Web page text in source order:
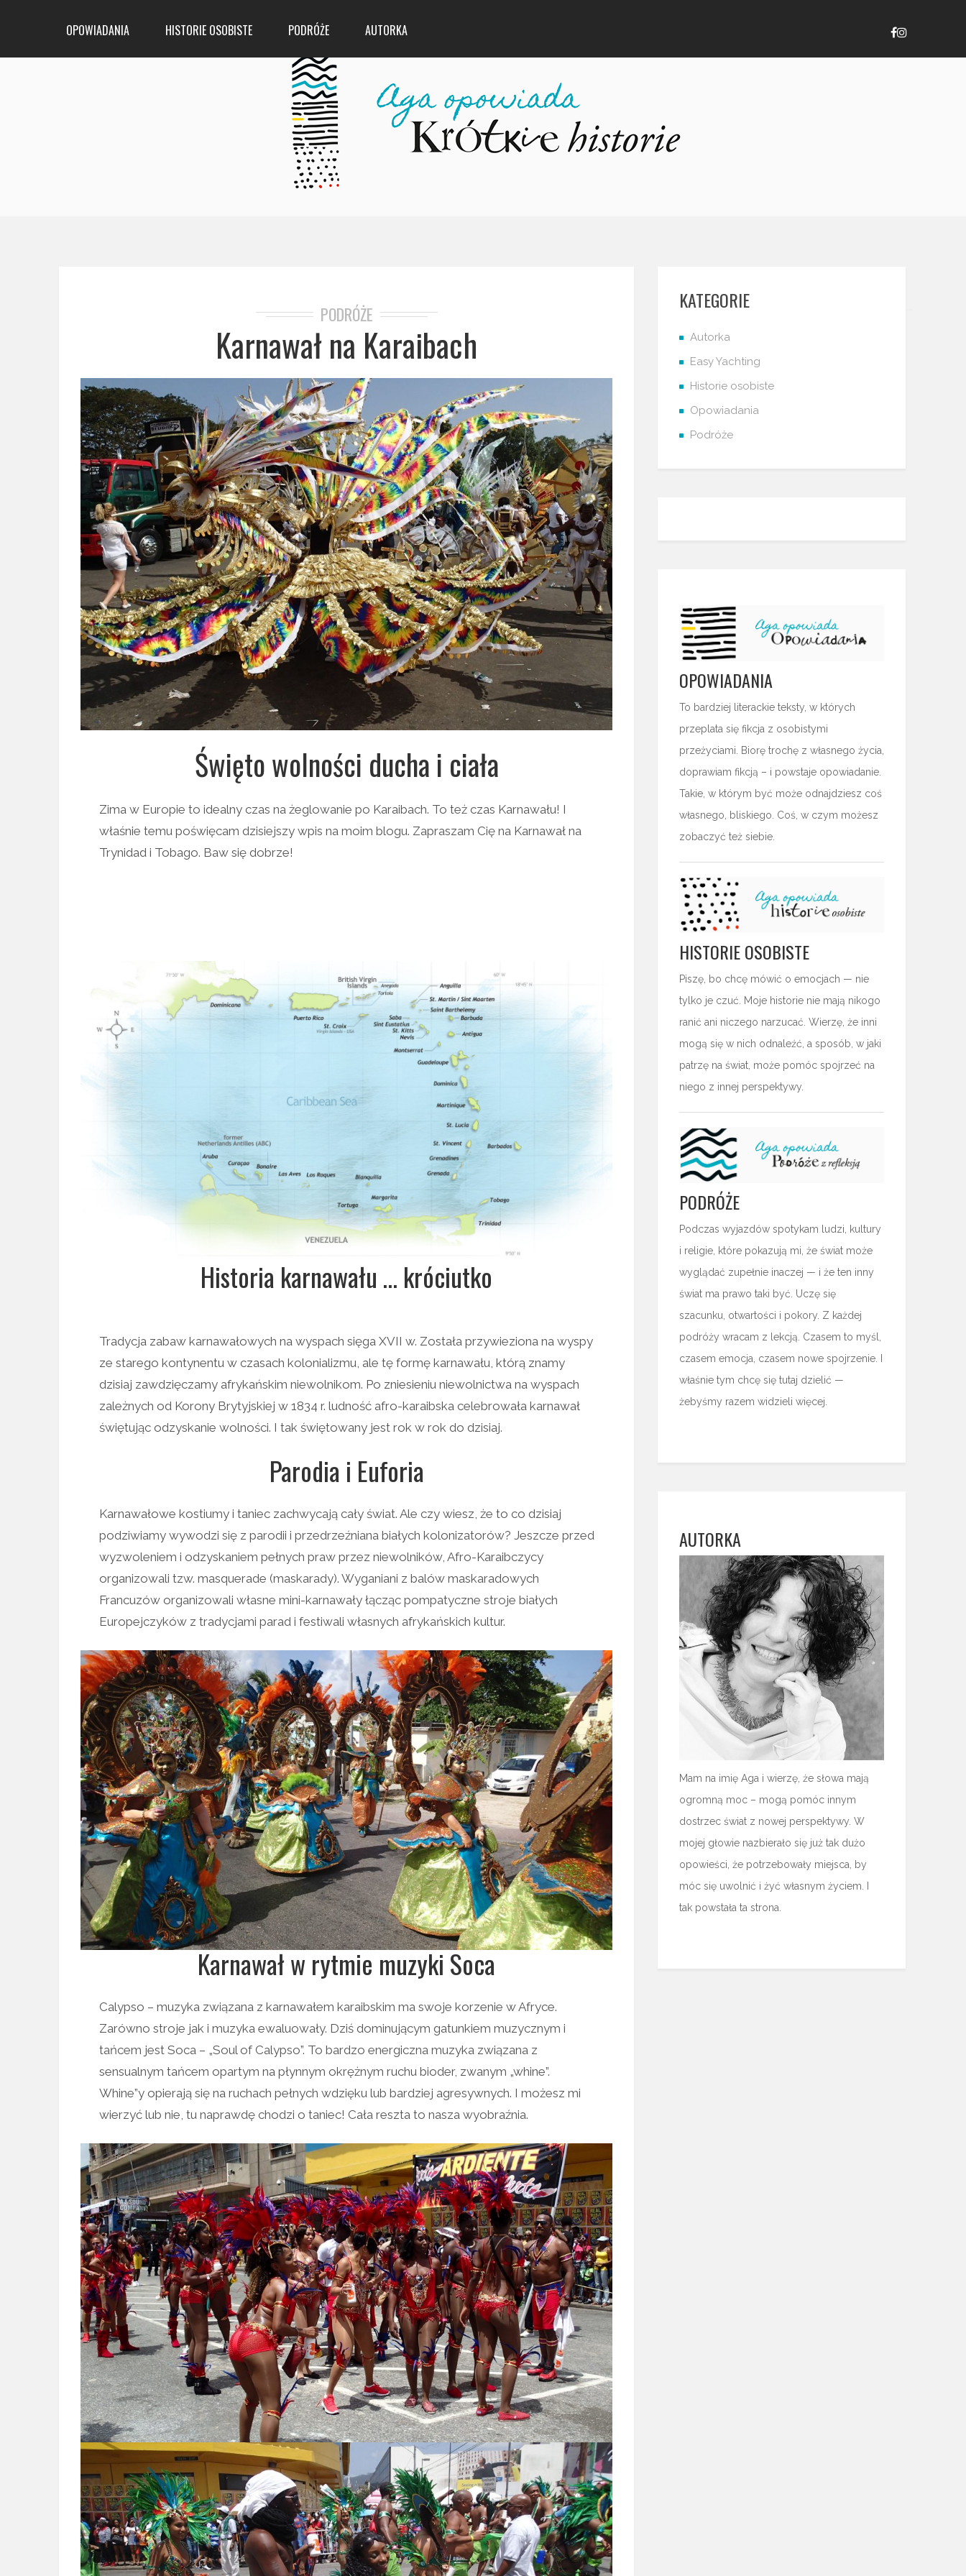
OPOWIADANIA HISTORIE OSOBISTE PODRÓŻE AUTORKA
PODRÓŻE
Karnawał na Karaibach
Święto wolności ducha i ciała
Zima w Europie to idealny czas na żeglowanie po Karaibach. To też czas Karnawału! I
właśnie temu poświęcam dzisiejszy wpis na moim blogu. Zapraszam Cię na Karnawał na
Trynidad i Tobago. Baw się dobrze!
Historia karnawału … króciutko
Tradycja zabaw karnawałowych na wyspach sięga XVII w. Została przywieziona na wyspy
ze starego kontynentu w czasach kolonializmu, ale tę formę karnawału, którą znamy
dzisiaj zawdzięczamy afrykańskim niewolnikom. Po zniesieniu niewolnictwa na wyspach
zależnych od Korony Brytyjskiej w 1834 r. ludność afro-karaibska celebrowała karnawał
świętując odzyskanie wolności. I tak świętowany jest rok w rok do dzisiaj.
Parodia i Euforia
Karnawałowe kostiumy i taniec zachwycają cały świat. Ale czy wiesz, że to co dzisiaj
podziwiamy wywodzi się z parodii i przedrzeźniana białych kolonizatorów? Jeszcze przed
wyzwoleniem i odzyskaniem pełnych praw przez niewolników, Afro-Karaibczycy
organizowali tzw. masquerade (maskarady). Wyganiani z balów maskaradowych
Francuzów organizowali własne mini-karnawały łącząc pompatyczne stroje białych
Europejczyków z tradycjami parad i festiwali własnych afrykańskich kultur.
Karnawał w rytmie muzyki Soca
Calypso – muzyka związana z karnawałem karaibskim ma swoje korzenie w Afryce.
Zarówno stroje jak i muzyka ewaluowały. Dziś dominującym gatunkiem muzycznym i
tańcem jest Soca – „Soul of Calypso”. To bardzo energiczna muzyka związana z
sensualnym tańcem opartym na płynnym okrężnym ruchu bioder, zwanym „whine”.
Whine”y opierają się na ruchach pełnych wdzięku lub bardziej agresywnych. I możesz mi
wierzyć lub nie, tu naprawdę chodzi o taniec! Cała reszta to nasza wyobraźnia.
KATEGORIE
Autorka
Easy Yachting
Historie osobiste
Opowiadania
Podróże
OPOWIADANIA
To bardziej literackie teksty, w których
przeplata się fikcja z osobistymi
przeżyciami. Biorę trochę z własnego życia,
doprawiam fikcją – i powstaje opowiadanie.
Takie, w którym być może odnajdziesz coś
własnego, bliskiego. Coś, w czym możesz
zobaczyć też siebie.
HISTORIE OSOBISTE
Piszę, bo chcę mówić o emocjach — nie
tylko je czuć. Moje historie nie mają nikogo
ranić ani niczego narzucać. Wierzę, że inni
mogą się w nich odnaleźć, a sposób, w jaki
patrzę na świat, może pomóc spojrzeć na
niego z innej perspektywy.
PODRÓŻE
Podczas wyjazdów spotykam ludzi, kultury
i religie, które pokazują mi, że świat może
wyglądać zupełnie inaczej — i że ten inny
świat ma prawo taki być. Uczę się
szacunku, otwartości i pokory. Z każdej
podróży wracam z lekcją. Czasem to myśl,
czasem emocja, czasem nowe spojrzenie. I
właśnie tym chcę się tutaj dzielić —
żebyśmy razem widzieli więcej.
AUTORKA
Mam na imię Aga i wierzę, że słowa mają
ogromną moc – mogą pomóc innym
dostrzec świat z nowej perspektywy. W
mojej głowie nazbierało się już tak dużo
opowieści, że potrzebowały miejsca, by
móc się uwolnić i żyć własnym życiem. I
tak powstała ta strona.